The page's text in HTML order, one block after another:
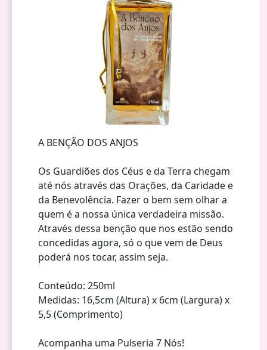
A BENÇÃO DOS ANJOS
Os Guardiões dos Céus e da Terra chegam
até nós através das Orações, da Caridade e
da Benevolência. Fazer o bem sem olhar a
quem é a nossa única verdadeira missão.
Através dessa benção que nos estão sendo
concedidas agora, só o que vem de Deus
poderá nos tocar, assim seja.
Conteúdo: 250ml
Medidas: 16,5cm (Altura) x 6cm (Largura) x
5,5 (Comprimento)
Acompanha uma Pulseria 7 Nós!